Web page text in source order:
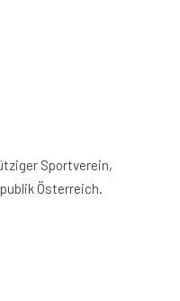
Sportverein,
Österreich.